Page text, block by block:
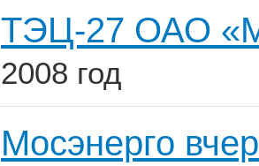
ТЭЦ-27 ОАО
2008 год
Мосэнерго